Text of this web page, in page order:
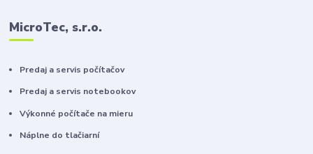
MicroTec, s.r.o.
Predaj a servis počítačov
Predaj a servis notebookov
Výkonné počítače na mieru
Náplne do tlačiarní